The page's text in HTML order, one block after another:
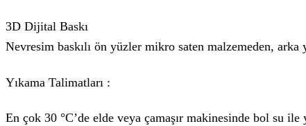
3D Dijital Baskı
Nevresim baskılı ön yüzler mikro saten malzemeden,
Yıkama Talimatları :
En çok 30 °C’de elde veya çamaşır makinesinde bol su ile